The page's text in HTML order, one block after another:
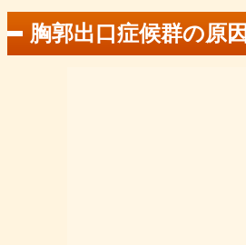
胸郭出口症候群の原因